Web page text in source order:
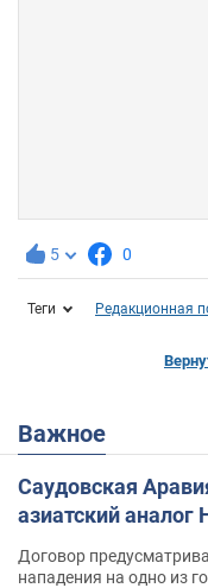
5 0
Теги Редакционная
Важное
Саудовская
азиатский аналог
Договор
нападения на одно из